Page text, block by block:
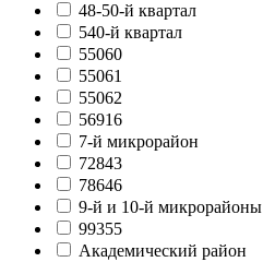
48-50-й квартал
540-й квартал
55060
55061
55062
56916
7-й микрорайон
72843
78646
9-й и 10-й микрорайоны
99355
Академический район